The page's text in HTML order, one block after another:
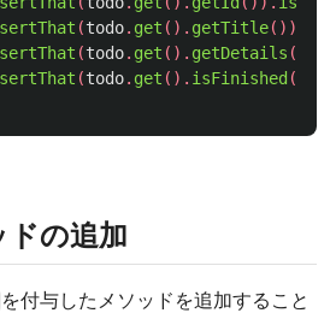
(todo. get (). getTitle()).
(todo. get (). getDetails ()).
(todo. get (). isFinished ()).
ドの追加
を付与したメソッドを追加すること